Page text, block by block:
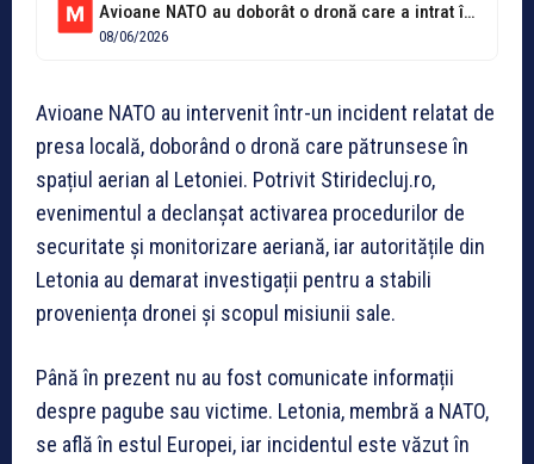
Avioane NATO au doborât o dronă care a intrat în spațiul aerian...
08/06/2026
Avioane NATO au intervenit într-un incident relatat de
presa locală, doborând o dronă care pătrunsese în
spațiul aerian al Letoniei. Potrivit Stiridecluj.ro,
evenimentul a declanșat activarea procedurilor de
securitate și monitorizare aeriană, iar autoritățile din
Letonia au demarat investigații pentru a stabili
proveniența dronei și scopul misiunii sale.
Până în prezent nu au fost comunicate informații
despre pagube sau victime. Letonia, membră a NATO,
se află în estul Europei, iar incidentul este văzut în